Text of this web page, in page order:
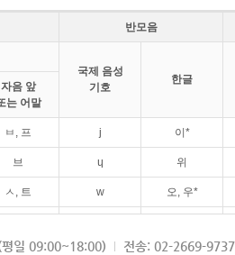
반모음
국제 음성
기호
한글
자음 앞
는 어말
ㅂ, 프 j 이*
브 ɥ 위
ㅅ, 트 w 오, 우*
ㄱ, 크
일 09:00~18:00) 전송: 02-2669-9737